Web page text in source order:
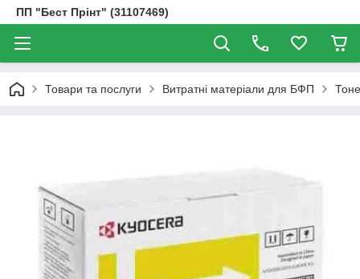
ПП "Бест Прінт" (31107469)
Товари та послуги Витратні матеріали для БФП